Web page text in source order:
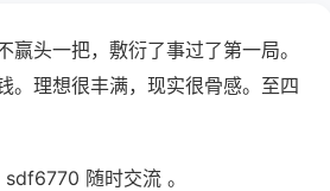
头一把，敷衍了事过了第一局。
。理想很丰满，现实很骨感。至四
随时交流 。